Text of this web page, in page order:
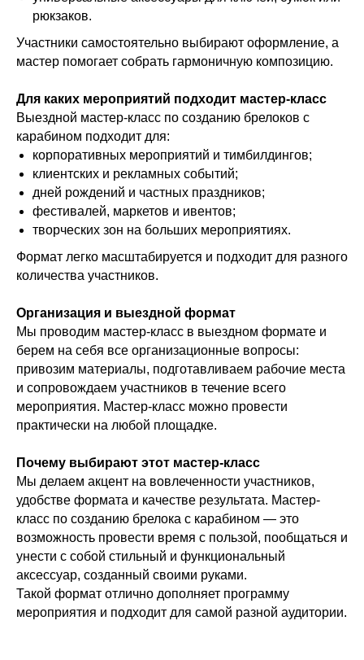
рюкзаков.
Участники самостоятельно выбирают оформление, а
мастер помогает собрать гармоничную композицию.
Для каких мероприятий подходит мастер-класс
Выездной мастер-класс по созданию брелоков с
карабином подходит для:
корпоративных мероприятий и тимбилдингов;
клиентских и рекламных событий;
дней рождений и частных праздников;
фестивалей, маркетов и ивентов;
творческих зон на больших мероприятиях.
Формат легко масштабируется и подходит для разного
количества участников.
Организация и выездной формат
Мы проводим мастер-класс в выездном формате и
берем на себя все организационные вопросы:
привозим материалы, подготавливаем рабочие места
и сопровождаем участников в течение всего
мероприятия. Мастер-класс можно провести
практически на любой площадке.
Почему выбирают этот мастер-класс
Мы делаем акцент на вовлеченности участников,
удобстве формата и качестве результата. Мастер-
класс по созданию брелока с карабином — это
возможность провести время с пользой, пообщаться и
унести с собой стильный и функциональный
аксессуар, созданный своими руками.
Такой формат отлично дополняет программу
мероприятия и подходит для самой разной аудитории.
495 868 00 36